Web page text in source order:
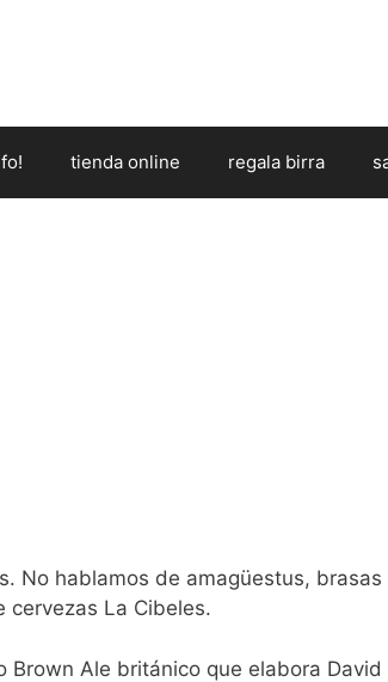
tienda online regala birra
No hablamos de amagüestus, brasas
cervezas La Cibeles.
Ale británico que elabora David